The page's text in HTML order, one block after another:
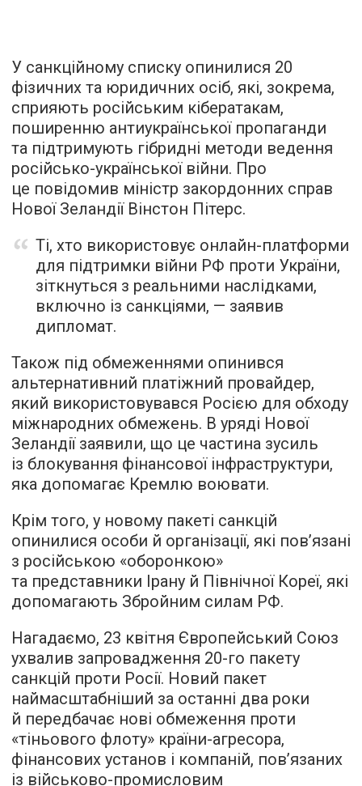
У санкційному списку опинилися 20
фізичних та юридичних осіб, які, зокрема,
сприяють російським кібератакам,
поширенню антиукраїнської пропаганди
та підтримують гібридні методи ведення
російсько-української війни. Про
це повідомив міністр закордонних справ
Нової Зеландії Вінстон Пітерс.
Ті, хто використовує онлайн-платформи
для підтримки війни РФ проти України,
зіткнуться з реальними наслідками,
включно із санкціями, — заявив
дипломат.
Також під обмеженнями опинився
альтернативний платіжний провайдер,
який використовувався Росією для обходу
міжнародних обмежень. В уряді Нової
Зеландії заявили, що це частина зусиль
із блокування фінансової інфраструктури,
яка допомагає Кремлю воювати.
Крім того, у новому пакеті санкцій
опинилися особи й організації, які пов’язані
з російською «оборонкою»
та представники Ірану й Північної Кореї, які
допомагають Збройним силам РФ.
Нагадаємо, 23 квітня Європейський Союз
ухвалив запровадження 20-го пакету
санкцій проти Росії. Новий пакет
наймасштабніший за останні два роки
й передбачає нові обмеження проти
«тіньового флоту» країни-агресора,
фінансових установ і компаній, пов’язаних
із військово-промисловим